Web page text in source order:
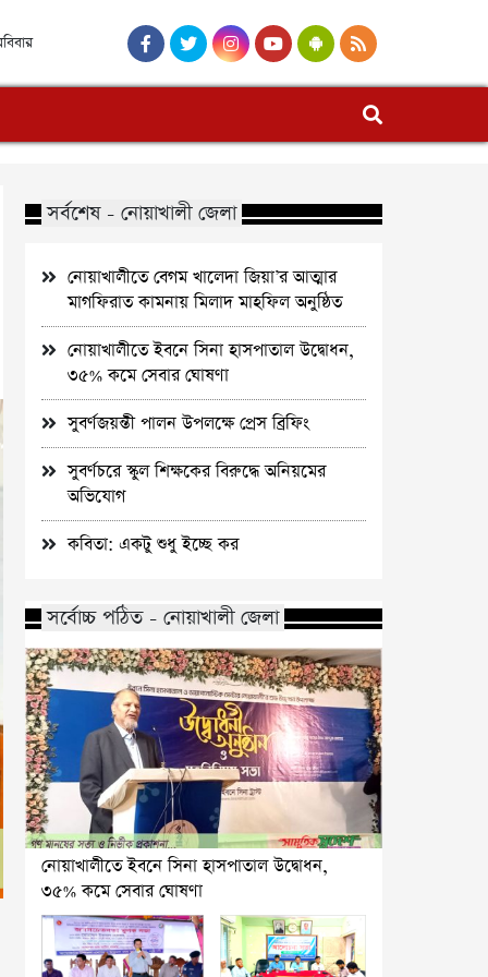
সর্বশেষ - নোয়াখালী জেলা
নোয়াখালীতে বেগম খালেদা জিয়া’র আত্মার
মাগফিরাত কামনায় মিলাদ মাহফিল অনুষ্ঠিত
নোয়াখালীতে ইবনে সিনা হাসপাতাল উদ্বোধন,
৩৫% কমে সেবার ঘোষণা
সুবর্ণজয়ন্তী পালন উপলক্ষে প্রেস ব্রিফিং
সুবর্ণচরে স্কুল শিক্ষকের বিরুদ্ধে অনিয়মের
অভিযোগ
কবিতা: একটু শুধু ইচ্ছে কর
সর্বোচ্চ পঠিত - নোয়াখালী জেলা
নোয়াখালীতে ইবনে সিনা হাসপাতাল উদ্বোধন,
৩৫% কমে সেবার ঘোষণা